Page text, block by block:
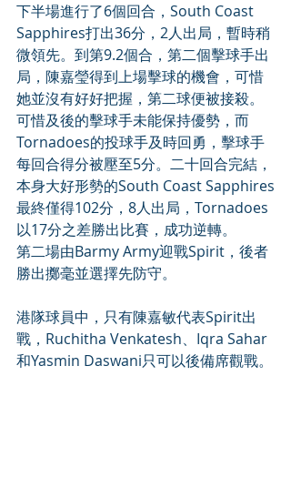
下半場進行了6個回合，South Coast
Sapphires打出36分，2人出局，暫時稍
微領先。到第9.2個合，第二個擊球手出
局，陳嘉瑩得到上場擊球的機會，可惜
她並沒有好好把握，第二球便被接殺。
可惜及後的擊球手未能保持優勢，而
Tornadoes的投球手及時回勇，擊球手
每回合得分被壓至5分。二十回合完結，
本身大好形勢的South Coast Sapphires
最終僅得102分，8人出局，Tornadoes
以17分之差勝出比賽，成功逆轉。
第二場由Barmy Army迎戰Spirit，後者
勝出擲毫並選擇先防守。
港隊球員中，只有陳嘉敏代表Spirit出
戰，Ruchitha Venkatesh、Iqra Sahar
和Yasmin Daswani只可以後備席觀戰。